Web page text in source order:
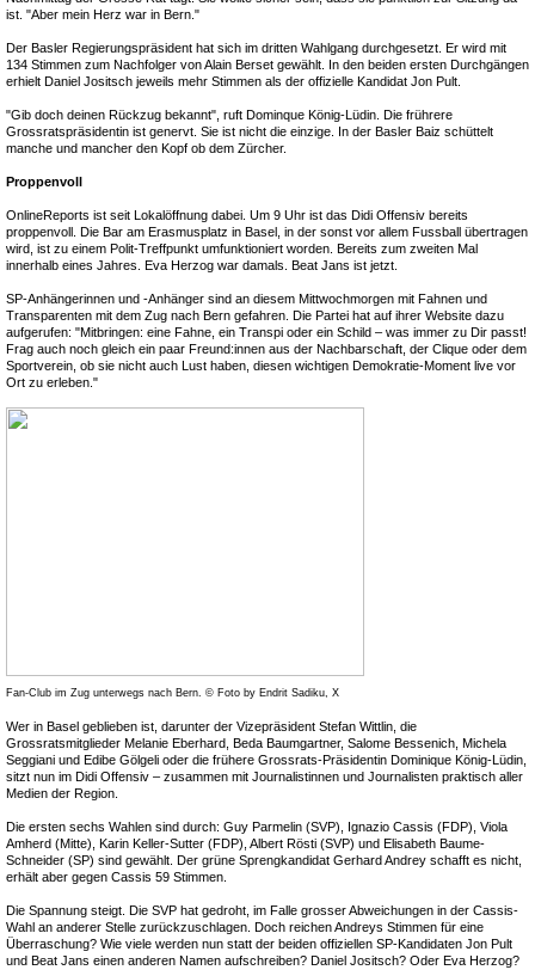
ist. "Aber mein Herz war in Bern."
Der Basler Regierungspräsident hat sich im dritten Wahlgang durchgesetzt. Er wird mit
134 Stimmen zum Nachfolger von Alain Berset gewählt. In den beiden ersten Durchgängen
erhielt Daniel Jositsch jeweils mehr Stimmen als der offizielle Kandidat Jon Pult.
"Gib doch deinen Rückzug bekannt", ruft Dominque König-Lüdin. Die frührere
Grossratspräsidentin ist genervt. Sie ist nicht die einzige. In der Basler Baiz schüttelt
manche und mancher den Kopf ob dem Zürcher.
Proppenvoll
OnlineReports ist seit Lokalöffnung dabei. Um 9 Uhr ist das Didi Offensiv bereits
proppenvoll. Die Bar am Erasmusplatz in Basel, in der sonst vor allem Fussball übertragen
wird, ist zu einem Polit-Treffpunkt umfunktioniert worden. Bereits zum zweiten Mal
innerhalb eines Jahres. Eva Herzog war damals. Beat Jans ist jetzt.
SP-Anhängerinnen und -Anhänger sind an diesem Mittwochmorgen mit Fahnen und
Transparenten mit dem Zug nach Bern gefahren. Die Partei hat auf ihrer Website dazu
aufgerufen: "Mitbringen: eine Fahne, ein Transpi oder ein Schild – was immer zu Dir passt!
Frag auch noch gleich ein paar Freund:innen aus der Nachbarschaft, der Clique oder dem
Sportverein, ob sie nicht auch Lust haben, diesen wichtigen Demokratie-Moment live vor
Ort zu erleben."
Fan-Club im Zug unterwegs nach Bern. © Foto by Endrit Sadiku, X
Wer in Basel geblieben ist, darunter der Vizepräsident Stefan Wittlin, die
Grossratsmitglieder Melanie Eberhard, Beda Baumgartner, Salome Bessenich, Michela
Seggiani und Edibe Gölgeli oder die frühere Grossrats-Präsidentin Dominique König-Lüdin,
sitzt nun im Didi Offensiv – zusammen mit Journalistinnen und Journalisten praktisch aller
Medien der Region.
Die ersten sechs Wahlen sind durch: Guy Parmelin (SVP), Ignazio Cassis (FDP), Viola
Amherd (Mitte), Karin Keller-Sutter (FDP), Albert Rösti (SVP) und Elisabeth Baume-
Schneider (SP) sind gewählt. Der grüne Sprengkandidat Gerhard Andrey schafft es nicht,
erhält aber gegen Cassis 59 Stimmen.
Die Spannung steigt. Die SVP hat gedroht, im Falle grosser Abweichungen in der Cassis-
Wahl an anderer Stelle zurückzuschlagen. Doch reichen Andreys Stimmen für eine
Überraschung? Wie viele werden nun statt der beiden offiziellen SP-Kandidaten Jon Pult
und Beat Jans einen anderen Namen aufschreiben? Daniel Jositsch? Oder Eva Herzog?